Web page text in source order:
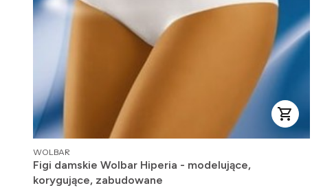
PRODUCENT
WOLBAR
Figi damskie Wolbar Hiperia - modelujące,
korygujące, zabudowane